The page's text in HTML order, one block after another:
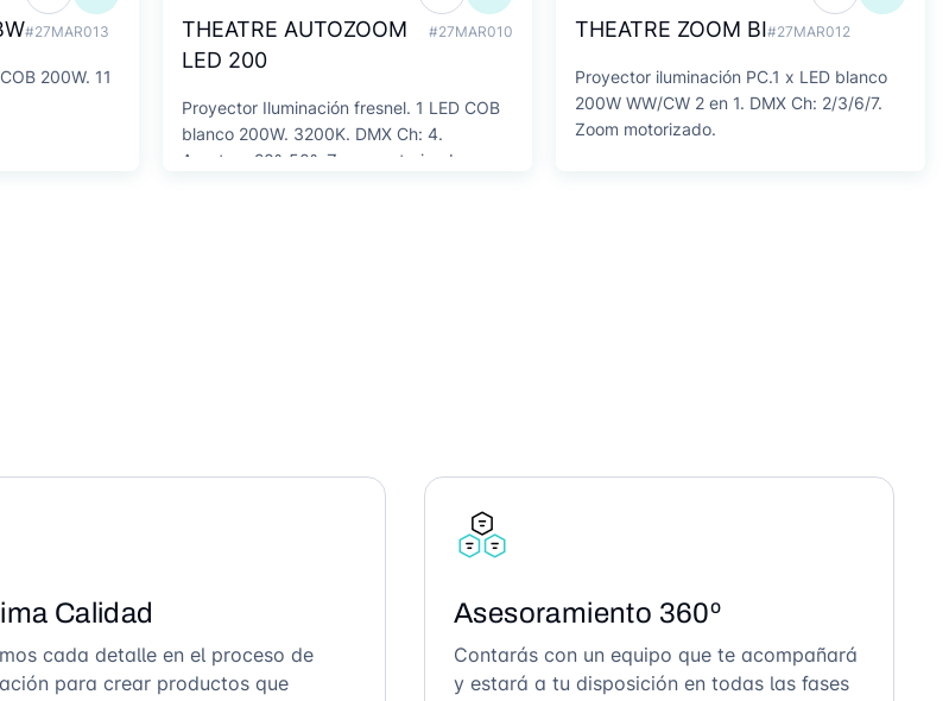
#27MAR013
200W. 11
THEATRE AUTOZOOM
LED 200
#27MAR010
Proyector Iluminación fresnel. 1 LED COB
blanco 200W. 3200K. DMX Ch: 4.
Apertura 20º-50º. Zoom motorizado.
THEATRE ZOOM BI#27MAR012
Proyector iluminación PC.1 x LED blanco
200W WW/CW 2 en 1. DMX Ch: 2/3/6/7.
Zoom motorizado.
Calidad
cada detalle en el proceso de
para crear productos que
Asesoramiento 360º
Contarás con un equipo que te acompañará
y estará a tu disposición en todas las fases